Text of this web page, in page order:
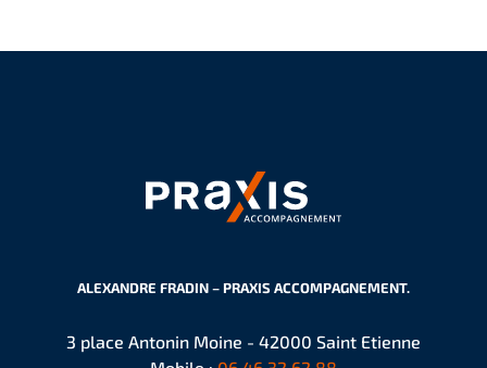
ALEXANDRE FRADIN – PRAXIS ACCOMPAGNEMENT.
3 place Antonin Moine - 42000 Saint Etienne